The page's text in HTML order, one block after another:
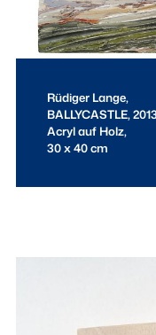
Rüdiger Lange,
BALLYCASTLE,
Acryl auf Holz,
30 x 40 cm